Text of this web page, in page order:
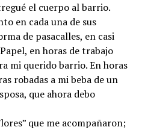
el cuerpo al barrio.
en cada una de sus
de pasacalles, en casi
en horas de trabajo
mi querido barrio. En horas
robadas a mi beba de un
que ahora debo
que me acompañaron;